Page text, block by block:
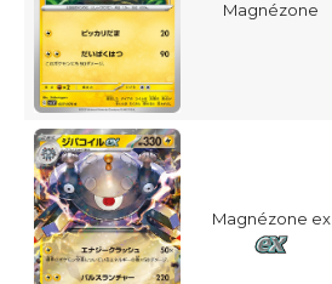
Magnézone
Magnézone ex